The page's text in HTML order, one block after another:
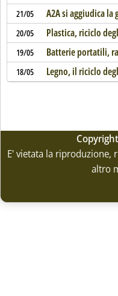
21/05 A2A si aggiudica la
20/05 Plastica, riciclo
19/05 Batterie portatili,
18/05 Legno, il riciclo
E' vietata la riproduzione,
altro